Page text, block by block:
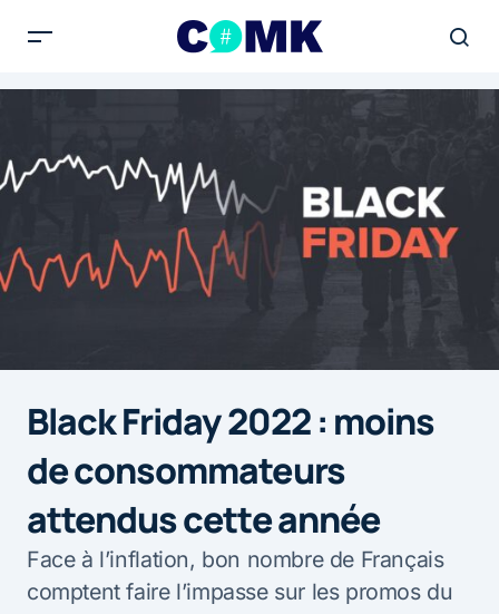
Black Friday 2022 : moins
de consommateurs
attendus cette année
Face à l’inflation, bon nombre de Français
comptent faire l’impasse sur les promos du